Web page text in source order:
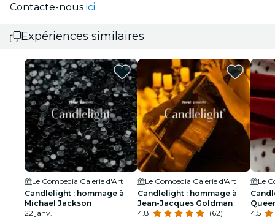
Contacte-nous ici
Expériences similaires
Le Comoedia Galerie d'Art
Candlelight : hommage à
Michael Jackson
22 janv.
Le Comoedia Galerie d'Art
Candlelight : hommage à
Jean-Jacques Goldman
4.8
(62)
Le
4.5